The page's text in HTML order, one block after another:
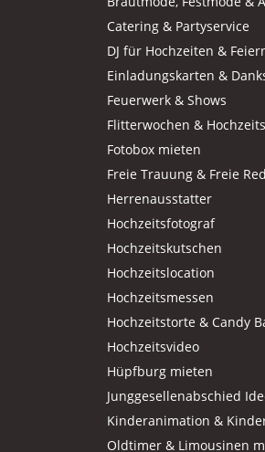
Catering & Partyservice
DJ für Hochzeiten &
Einladungskarten &
Feuerwerk & Shows
Flitterwochen &
Fotobox mieten
Freie Trauung & Freie
Herrenausstatter
Hochzeitsfotograf
Hochzeitskutschen
Hochzeitslocation
Hochzeitsmessen
Hochzeitstorte & Candy
Hochzeitsvideo
Hüpfburg mieten
Junggesellenabschied
Kinderanimation &
Oldtimer & Limousinen